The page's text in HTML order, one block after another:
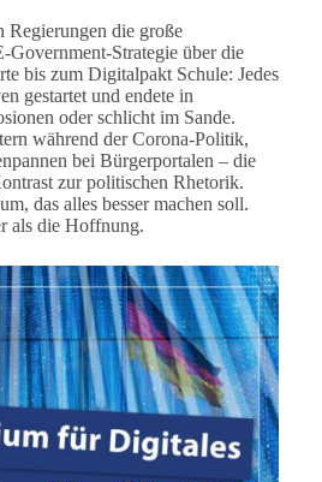
Regierungen die große
Strategie über die
bis zum Digitalpakt Schule: Jedes
gestartet und endete in
oder schlicht im Sande.
während der Corona-Politik,
bei Bürgerportalen – die
zur politischen Rhetorik.
das alles besser machen soll.
als die Hoffnung.